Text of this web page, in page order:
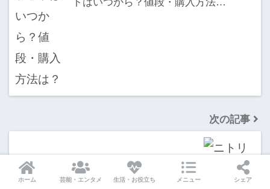
次の記事
ホーム 芸能・エンタメ 生活・お役立ち メニュー シェア